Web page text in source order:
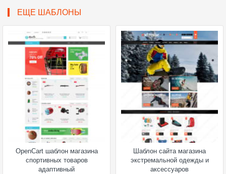
ЕЩЕ ШАБЛОНЫ
OpenCart шаблон магазина
спортивных товаров
адаптивный
Шаблон сайта магазина
экстремальной одежды и
аксессуаров